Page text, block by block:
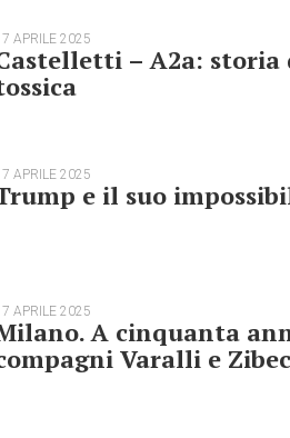
APRILE 2025
– A2a:
APRILE 2025
e il suo
APRILE 2025
A cinquanta
Varalli e